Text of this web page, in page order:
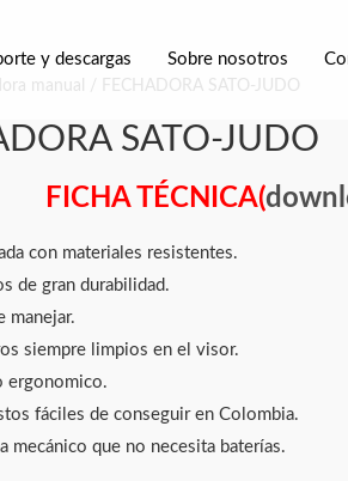
y descargas Sobre nosotros
manual / FECHADORA SATO-JUDO
SATO-JUDO
FICHA TÉCNICA(
con materiales resistentes.
de gran durabilidad.
manejar.
siempre limpios en el visor.
ergonomico.
fáciles de conseguir en Colombia.
mecánico que no necesita baterías.